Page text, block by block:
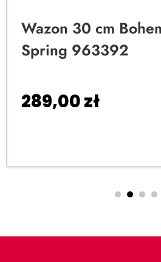
Wazon 30 cm
Spring 963392
289,00zł